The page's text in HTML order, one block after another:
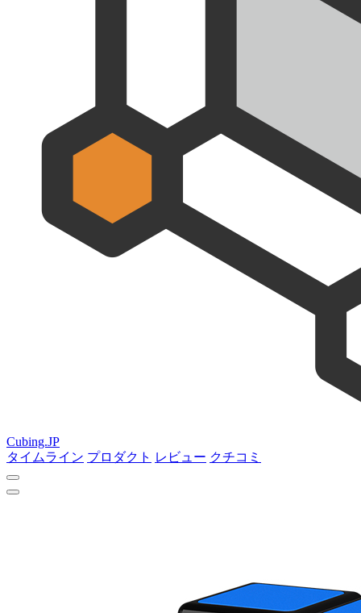
Cubing.JP
タイムライン プロダクト レビュー クチコミ